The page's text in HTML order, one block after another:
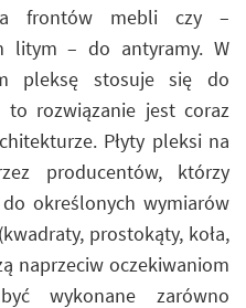
frontów mebli czy –
litym – do antyramy. W
pleksę stosuje się do
rozwiązanie jest coraz
Płyty pleksi na
producentów, którzy
określonych wymiarów
prostokąty, koła,
naprzeciw oczekiwaniom
wykonane zarówno